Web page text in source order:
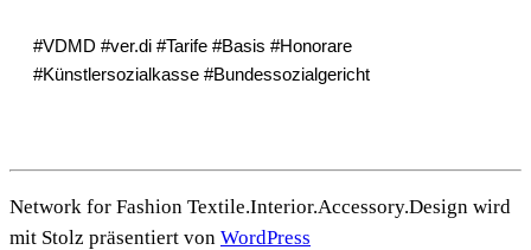
#VDMD #ver.di #Tarife #Basis #Honorare
#Künstlersozialkasse #Bundessozialgericht
Network for Fashion Textile.Interior.Accessory.Design wird
mit Stolz präsentiert von WordPress